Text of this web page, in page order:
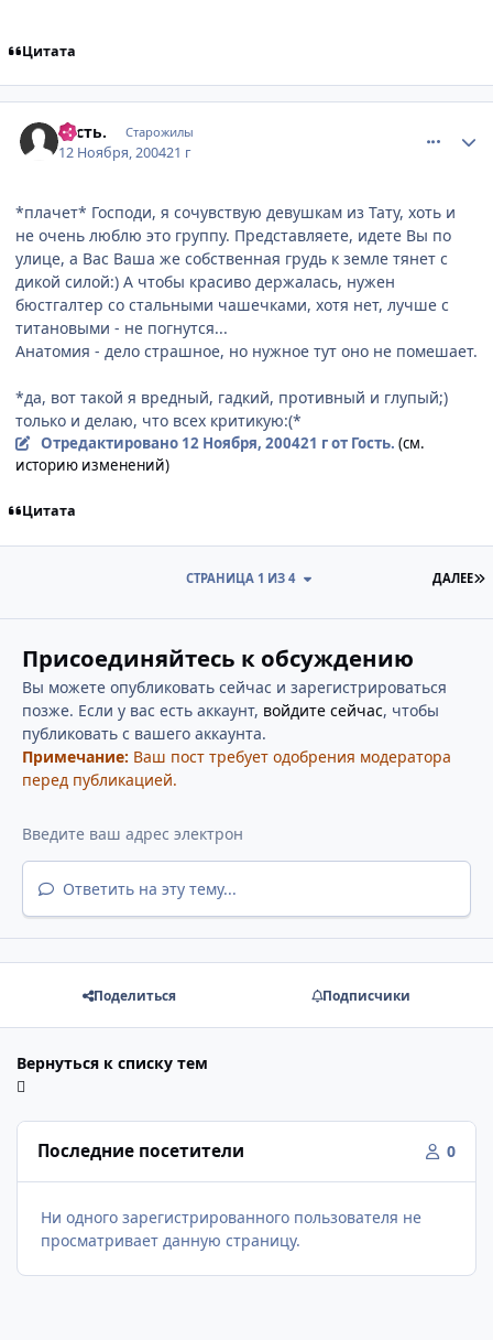
Цитата
Гость. Старожилы
12 Ноября, 200421 г
*плачет* Господи, я сочувствую девушкам из Тату, хоть и
не очень люблю это группу. Представляете, идете Вы по
улице, а Вас Ваша же собственная грудь к земле тянет с
дикой силой:) А чтобы красиво держалась, нужен
бюстгалтер со стальными чашечками, хотя нет, лучше с
титановыми - не погнутся...
Анатомия - дело страшное, но нужное тут оно не помешает.
*да, вот такой я вредный, гадкий, противный и глупый;)
только и делаю, что всех критикую:(*
Отредактировано 12 Ноября, 200421 гот Гость. (см.
историю изменений)
Цитата
ДАЛЕЕ
СТРАНИЦА 1 ИЗ 4
Присоединяйтесь к обсуждению
Вы можете опубликовать сейчас и зарегистрироваться
позже. Если у вас есть аккаунт, войдите сейчас, чтобы
публиковать с вашего аккаунта.
Примечание: Ваш пост требует одобрения модератора
перед публикацией.
Ответить на эту тему...
Поделиться Подписчики
Вернуться к списку тем
Последние посетители 0
Ни одного зарегистрированного пользователя не
просматривает данную страницу.